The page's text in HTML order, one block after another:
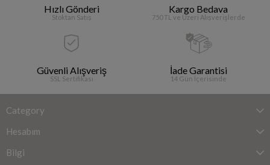
Hızlı Gönderi
Stoktan Satış
Kargo Bedava
750 TL ve Üzeri Alışverişlerde
Güvenli Alışveriş
SSL Sertifikası
İade Garantisi
14 Gün İçerisinde
Category
Hesabım
Bilgi